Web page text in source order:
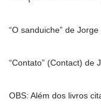
“O sanduiche” de
“Contato” (Contact) de
OBS: Além dos livros